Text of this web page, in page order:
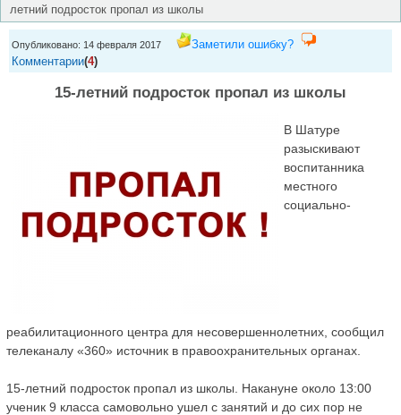
летний подросток пропал из школы
Опубликовано: 14 февраля 2017
Заметили ошибку?
Комментарии(4)
15-летний подросток пропал из школы
В Шатуре
разыскивают
воспитанника
местного
социально-
реабилитационного центра для несовершеннолетних, сообщил
телеканалу «360» источник в правоохранительных органах.
15-летний подросток пропал из школы. Накануне около 13:00
ученик 9 класса самовольно ушел с занятий и до сих пор не